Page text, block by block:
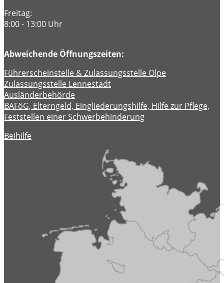
Freitag:
8:00 - 13:00 Uhr
Abweichende Öffnungszeiten:
Führerscheinstelle & Zulassungsstelle Olpe
Zulassungsstelle Lennestadt
Ausländerbehörde
BAFöG, Elterngeld, Eingliederungshilfe, Hilfe zur Pflege,
Feststellen einer Schwerbehinderung
Beihilfe